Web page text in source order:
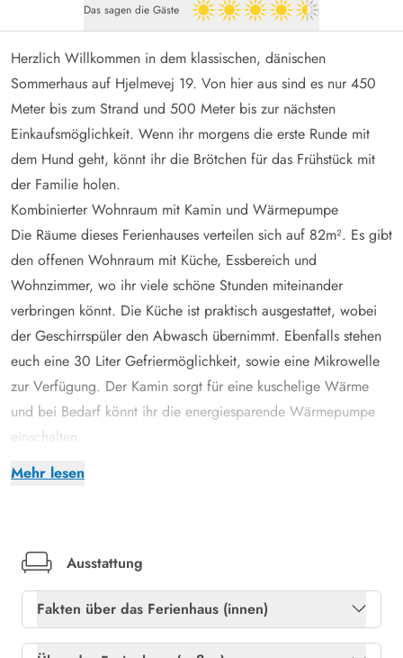
Das sagen die Gäste 4.5 von 5
Mehr lesen
Herzlich Willkommen in dem klassischen, dänischen
Sommerhaus auf Hjelmevej 19. Von hier aus sind es nur 450
Meter bis zum Strand und 500 Meter bis zur nächsten
Einkaufsmöglichkeit. Wenn ihr morgens die erste Runde mit
dem Hund geht, könnt ihr die Brötchen für das Frühstück mit
der Familie holen.
Kombinierter Wohnraum mit Kamin und Wärmepumpe
Die Räume dieses Ferienhauses verteilen sich auf 82m². Es gibt
den offenen Wohnraum mit Küche, Essbereich und
Wohnzimmer, wo ihr viele schöne Stunden miteinander
verbringen könnt. Die Küche ist praktisch ausgestattet, wobei
der Geschirrspüler den Abwasch übernimmt. Ebenfalls stehen
euch eine 30 Liter Gefriermöglichkeit, sowie eine Mikrowelle
zur Verfügung. Der Kamin sorgt für eine kuschelige Wärme
und bei Bedarf könnt ihr die energiesparende Wärmepumpe
einschalten.
Für 6 Urlaubsgäste gibt es 3 Schlafzimmer, wobei 2 mit
Herbstspaziergang aufwärmen, die Muskeln entspannen und
einfach mal die Seele baumeln lassen. Die Waschmaschine
sorgt für die frischen Handtücher.
Verbringt die Tage an der frischen Luft
Ausstattung
Fakten über das Ferienhaus (innen)
Gratis internet
Ja